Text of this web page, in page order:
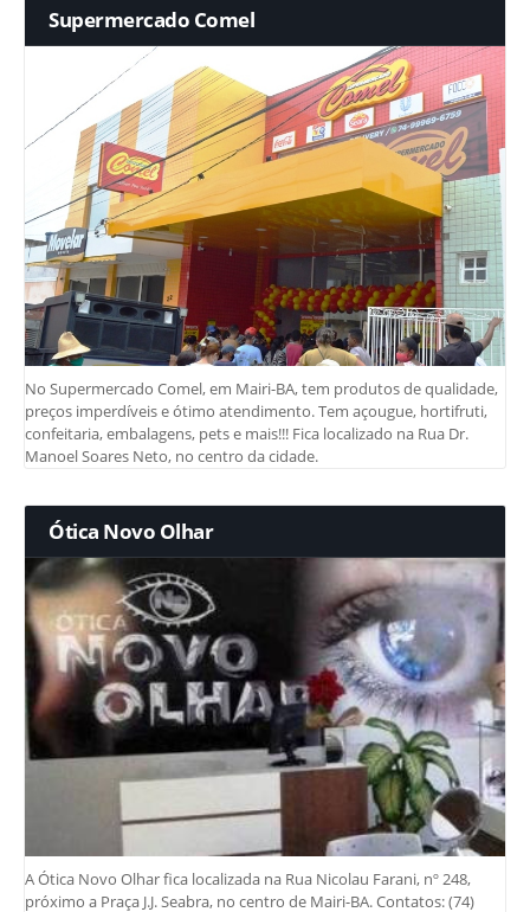
Supermercado Comel
No Supermercado Comel, em Mairi-BA, tem produtos de qualidade,
preços imperdíveis e ótimo atendimento. Tem açougue, hortifruti,
confeitaria, embalagens, pets e mais!!! Fica localizado na Rua Dr.
Manoel Soares Neto, no centro da cidade.
Ótica Novo Olhar
A Ótica Novo Olhar fica localizada na Rua Nicolau Farani, nº 248,
próximo a Praça J.J. Seabra, no centro de Mairi-BA. Contatos: (74)